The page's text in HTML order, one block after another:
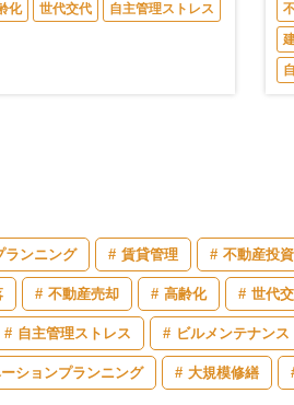
化
世代交代 自主管理ストレス
ランニング 賃貸管理 不動産投資
不動産売却 高齢化 世代
自主管理ストレス ビルメンテナンス
ーションプランニング 大規模修繕